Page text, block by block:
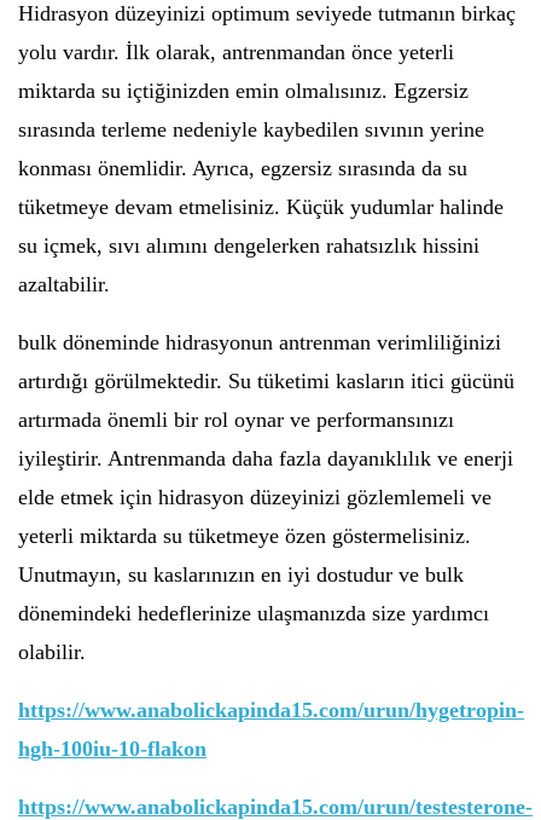
Hidrasyon düzeyinizi optimum seviyede tutmanın birkaç
yolu vardır. İlk olarak, antrenmandan önce yeterli
miktarda su içtiğinizden emin olmalısınız. Egzersiz
sırasında terleme nedeniyle kaybedilen sıvının yerine
konması önemlidir. Ayrıca, egzersiz sırasında da su
tüketmeye devam etmelisiniz. Küçük yudumlar halinde
su içmek, sıvı alımını dengelerken rahatsızlık hissini
azaltabilir.
bulk döneminde hidrasyonun antrenman verimliliğinizi
artırdığı görülmektedir. Su tüketimi kasların itici gücünü
artırmada önemli bir rol oynar ve performansınızı
iyileştirir. Antrenmanda daha fazla dayanıklılık ve enerji
elde etmek için hidrasyon düzeyinizi gözlemlemeli ve
yeterli miktarda su tüketmeye özen göstermelisiniz.
Unutmayın, su kaslarınızın en iyi dostudur ve bulk
dönemindeki hedeflerinize ulaşmanızda size yardımcı
olabilir.
https://www.anabolickapinda15.com/urun/hygetropin-
hgh-100iu-10-flakon
https://www.anabolickapinda15.com/urun/testesterone-